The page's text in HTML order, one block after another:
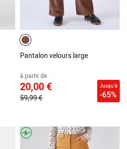
Pantalon velours large
à partir de
20,00 €
59,99 €
Jusqu'à
-65%